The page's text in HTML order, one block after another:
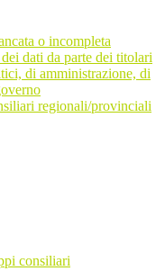
o incompleta
dati da parte dei titolari
di amministrazione, di
regionali/provinciali
consiliari